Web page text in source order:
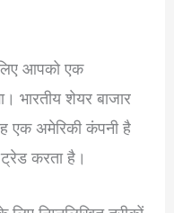
आपको एक
भारतीय शेयर बाजार
एक अमेरिकी कंपनी है
करता है।